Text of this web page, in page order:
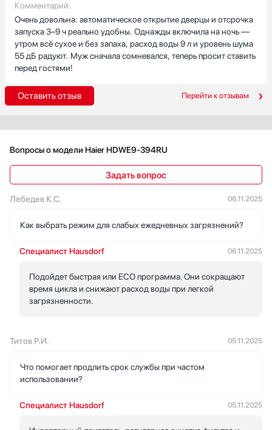
Комментарий:
Очень довольна: автоматическое открытие дверцы и отсрочка
запуска 3–9 ч реально удобны. Однажды включила на ночь —
утром всё сухое и без запаха, расход воды 9 л и уровень шума
55 дБ радуют. Муж сначала сомневался, теперь просит ставить
перед гостями!
Оставить отзыв Перейти к отзывам
Вопросы о модели Haier HDWE9-394RU
Задать вопрос
Лебедев К.С. 06.11.2025
Как выбрать режим для слабых ежедневных загрязнений?
Специалист Hausdorf 06.11.2025
Подойдет быстрая или ECO программа. Они сокращают
время цикла и снижают расход воды при легкой
загрязненности.
Титов Р.И. 05.11.2025
Что помогает продлить срок службы при частом
использовании?
Специалист Hausdorf 05.11.2025